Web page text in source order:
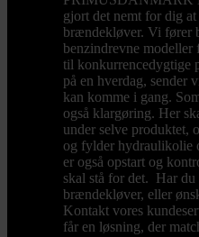
gjort det nemt for dig
brændekløver. Vi fører
benzindrevne modeller
til konkurrencedygtige
på en hverdag, sender
kan komme i gang.
også klargøring. Her
under selve produktet,
og fylder hydraulikolie
er også opstart og
skal stå for det. Har
brændekløver, eller
Kontakt vores
får en løsning, der